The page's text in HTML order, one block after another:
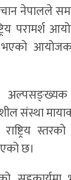
नेपालले
परामर्श
भएको
संस्था
छ।